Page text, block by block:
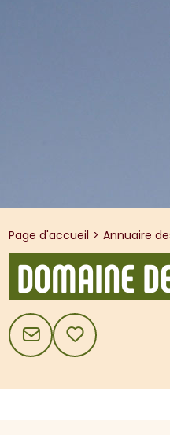
Page d'accueil Annuaire
DOMAINE
CONTACTAJOUTER AUX